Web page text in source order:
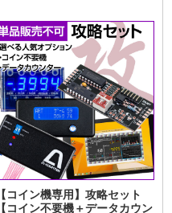
【コイン機専用】攻略セット
【コイン不要機＋データカウン